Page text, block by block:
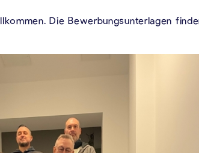
Die Bewerbungsunterlagen